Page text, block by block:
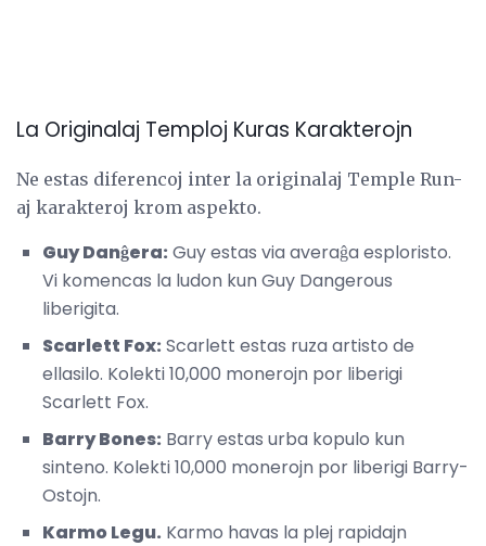
La Originalaj Temploj Kuras Karakterojn
Ne estas diferencoj inter la originalaj Temple Run-
aj karakteroj krom aspekto.
Guy Danĝera: Guy estas via averaĝa esploristo.
Vi komencas la ludon kun Guy Dangerous
liberigita.
Scarlett Fox: Scarlett estas ruza artisto de
ellasilo. Kolekti 10,000 monerojn por liberigi
Scarlett Fox.
Barry Bones: Barry estas urba kopulo kun
sinteno. Kolekti 10,000 monerojn por liberigi Barry-
Ostojn.
Karmo Legu. Karmo havas la plej rapidajn